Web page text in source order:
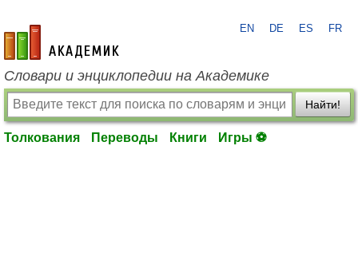
academic.ru
EN DE ES FR
Словари и энциклопедии на Академике
Найти!
Толкования Переводы Книги Игры ⚽